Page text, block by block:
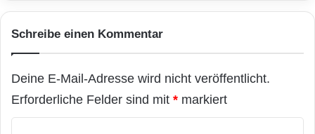
Schreibe einen Kommentar
Deine E-Mail-Adresse wird nicht veröffentlicht.
Erforderliche Felder sind mit * markiert